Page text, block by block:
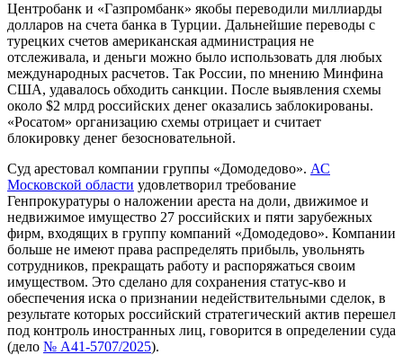
Центробанк и «Газпромбанк» якобы переводили миллиарды
долларов на счета банка в Турции. Дальнейшие переводы с
турецких счетов американская администрация не
отслеживала, и деньги можно было использовать для любых
международных расчетов. Так России, по мнению Минфина
США, удавалось обходить санкции. После выявления схемы
около $2 млрд российских денег оказались заблокированы.
«Росатом» организацию схемы отрицает и считает
блокировку денег безосновательной.
Суд арестовал компании группы «Домодедово». АС
Московской области удовлетворил требование
Генпрокуратуры о наложении ареста на доли, движимое и
недвижимое имущество 27 российских и пяти зарубежных
фирм, входящих в группу компаний «Домодедово». Компании
больше не имеют права распределять прибыль, увольнять
сотрудников, прекращать работу и распоряжаться своим
имуществом. Это сделано для сохранения статус-кво и
обеспечения иска о признании недействительными сделок, в
результате которых российский стратегический актив перешел
под контроль иностранных лиц, говорится в определении суда
(дело № А41-5707/2025).